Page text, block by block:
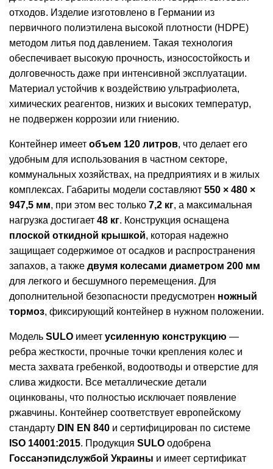
отходов. Изделие изготовлено в Германии из
первичного полиэтилена высокой плотности (HDPE)
методом литья под давлением. Такая технология
обеспечивает высокую прочность, износостойкость и
долговечность даже при интенсивной эксплуатации.
Материал устойчив к воздействию ультрафиолета,
химических реагентов, низких и высоких температур,
не подвержен коррозии или гниению.
Контейнер имеет объем 120 литров, что делает его
удобным для использования в частном секторе,
коммунальных хозяйствах, на предприятиях и в жилых
комплексах. Габариты модели составляют 550 × 480 ×
947,5 мм, при этом вес только 7,2 кг, а максимальная
нагрузка достигает 48 кг. Конструкция оснащена
плоской откидной крышкой, которая надежно
защищает содержимое от осадков и распространения
запахов, а также двумя колесами диаметром 200 мм
для легкого и бесшумного перемещения. Для
дополнительной безопасности предусмотрен ножный
тормоз, фиксирующий контейнер в нужном положении.
Модель SULO имеет усиленную конструкцию —
ребра жесткости, прочные точки крепления колес и
места захвата гребенкой, водоотводы и отверстие для
слива жидкости. Все металлические детали
оцинкованы, что полностью исключает появление
ржавчины. Контейнер соответствует европейскому
стандарту DIN EN 840 и сертифицирован по системе
ISO 14001:2015. Продукция SULO одобрена
Госсанэпидслужбой Украины и имеет сертификат